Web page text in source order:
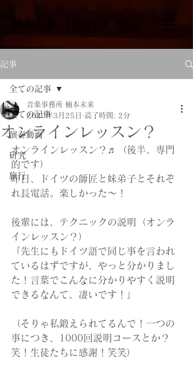
​楠本未来 Official Site
記事
全ての記事
演奏動画
研究
旅行
全ての記事
オンラインレッスン？
音楽事務所 楠本未来
2020年3月25日
読了時間: 2分
オンラインレッスン？♬（後半、専門
的です）
昨日、ドイツの師匠と妹弟子とそれぞ
れ長電話。楽しかった〜！
後輩には、テクニックの説明（オンラ
インレッスン？）
「先生にもドイツ語で同じ事を言われ
ているはずですが、やっと分かりまし
た！言葉でこんなに分かりやすく説明
できるなんて、凄いです！」
（そりゃ私鍛えられてるんで！一つの
事につき、1000回説明コースとか？
笑！生徒たちに感謝！笑笑）